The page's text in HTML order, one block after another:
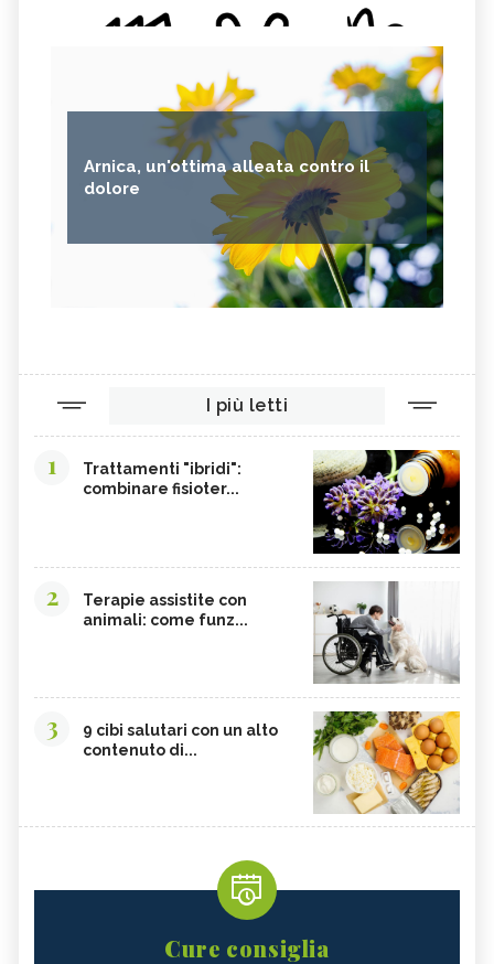
Arnica, un'ottima alleata contro il
dolore
I più letti
1
Trattamenti "ibridi":
combinare fisioter...
2
Terapie assistite con
animali: come funz...
3
9 cibi salutari con un alto
contenuto di...
Cure consiglia